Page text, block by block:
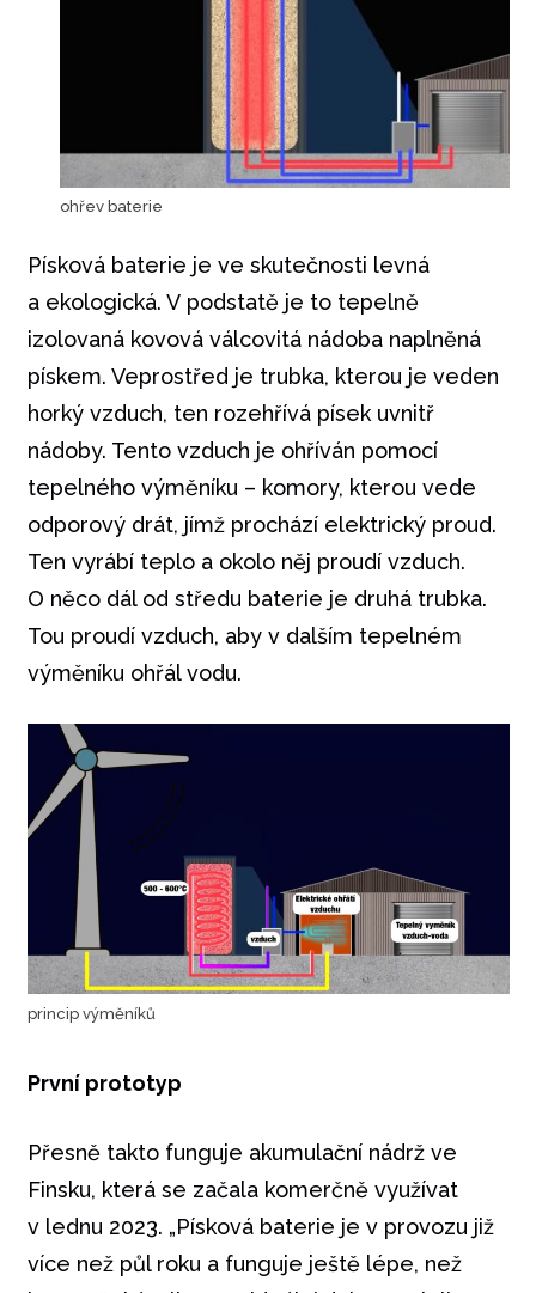
ohřev baterie
Písková baterie je ve skutečnosti levná
a ekologická. V podstatě je to tepelně
izolovaná kovová válcovitá nádoba naplněná
pískem. Veprostřed je trubka, kterou je veden
horký vzduch, ten rozehřívá písek uvnitř
nádoby. Tento vzduch je ohříván pomocí
tepelného výměníku – komory, kterou vede
odporový drát, jímž prochází elektrický proud.
Ten vyrábí teplo a okolo něj proudí vzduch.
O něco dál od středu baterie je druhá trubka.
Tou proudí vzduch, aby v dalším tepelném
výměníku ohřál vodu.
princip výměníků
První prototyp
Přesně takto funguje akumulační nádrž ve
Finsku, která se začala komerčně využívat
v lednu 2023. „Písková baterie je v provozu již
více než půl roku a funguje ještě lépe, než